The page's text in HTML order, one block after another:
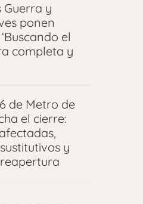
Guerra y
ponen
el
completa y
de Metro de
el cierre:
y